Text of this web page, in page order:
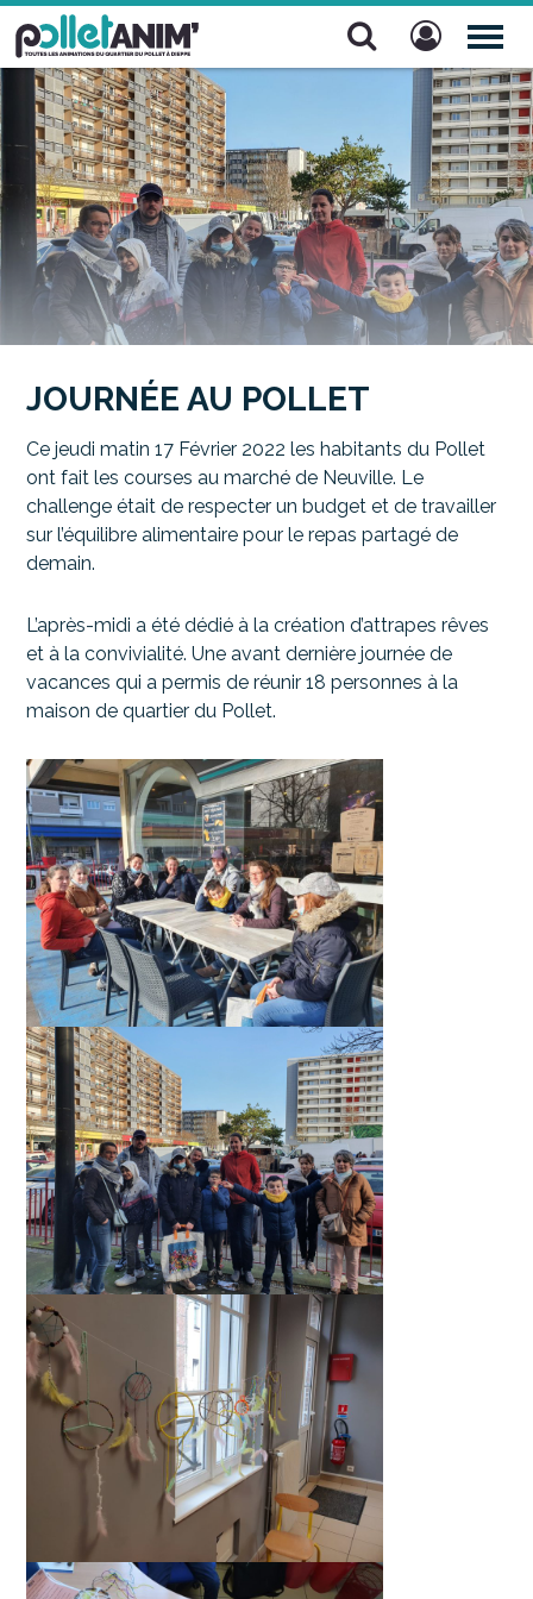
Pollet Anim'
JOURNÉE AU POLLET
Ce jeudi matin 17 Février 2022 les habitants du Pollet
ont fait les courses au marché de Neuville. Le
challenge était de respecter un budget et de travailler
sur l’équilibre alimentaire pour le repas partagé de
demain.
L’après-midi a été dédié à la création d’attrapes rêves
et à la convivialité. Une avant dernière journée de
vacances qui a permis de réunir 18 personnes à la
maison de quartier du Pollet.